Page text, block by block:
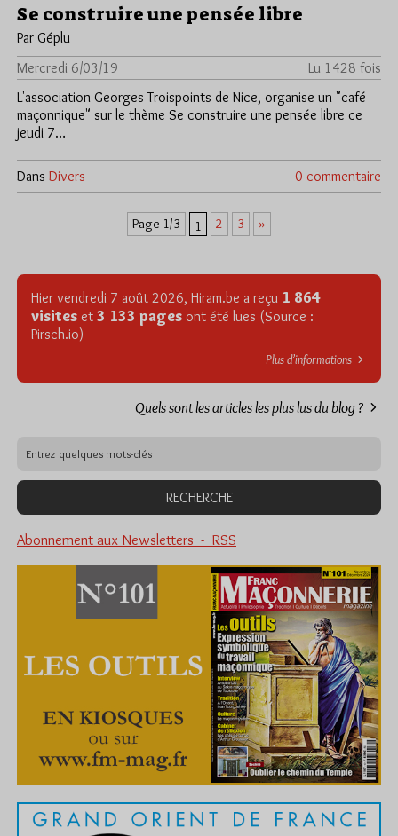
Se construire une pensée libre
Par Géplu
Mercredi 6/03/19
Lu 1428 fois
L'association Georges Troispoints de Nice, organise un "café
maçonnique" sur le thème Se construire une pensée libre ce
jeudi 7…
Dans Divers 0 commentaire
Page 1/3 1 2 3 »
Hier vendredi 7 août 2026, Hiram.be a reçu 1 864
visites et 3 133 pages ont été lues (Source :
Pirsch.io)
Plus d’informations
Quels sont les articles les plus lus du blog ?
Abonnement aux Newsletters - RSS